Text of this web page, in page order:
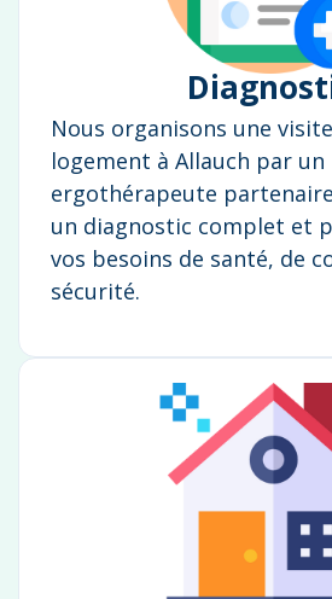
Nous organisons une
logement à Allauch par un
ergothérapeute
un diagnostic complet et
vos besoins de santé, de
sécurité.